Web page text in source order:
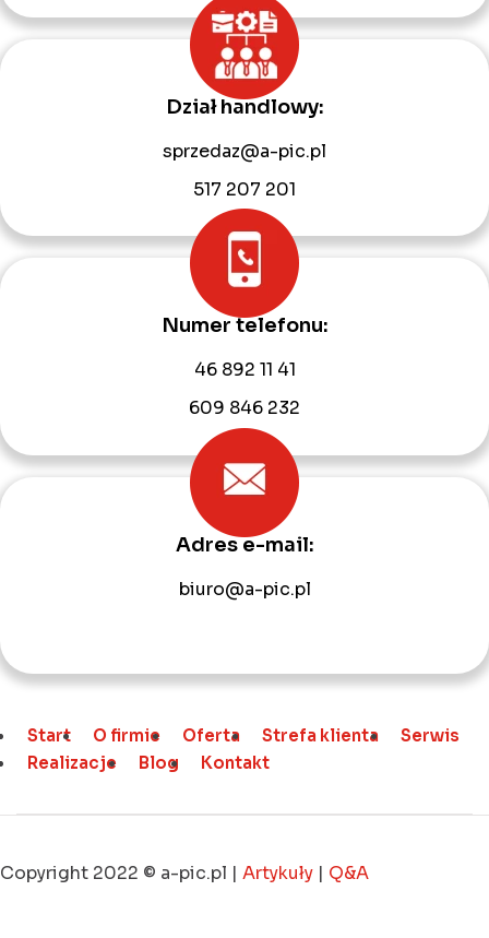
Dział handlowy:
sprzedaz@a-pic.pl
517 207 201
Numer telefonu:
46 892 11 41
609 846 232
Adres e-mail:
biuro@a-pic.pl
Start O firmie Oferta Strefa klienta
Serwis
Realizacje
Blog Kontakt
Copyright 2022 © a-pic.pl | Artykuły | Q&A